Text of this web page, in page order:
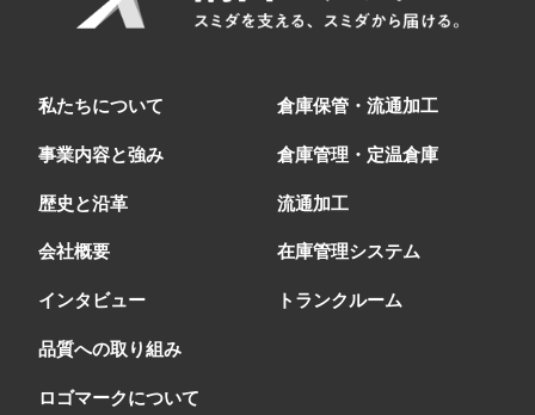
私たちについて
事業内容と強み
歴史と沿革
会社概要
インタビュー
品質への取り組み
ロゴマークについて
倉庫保管・流通加工
倉庫管理・定温倉庫
流通加工
在庫管理システム
トランクルーム